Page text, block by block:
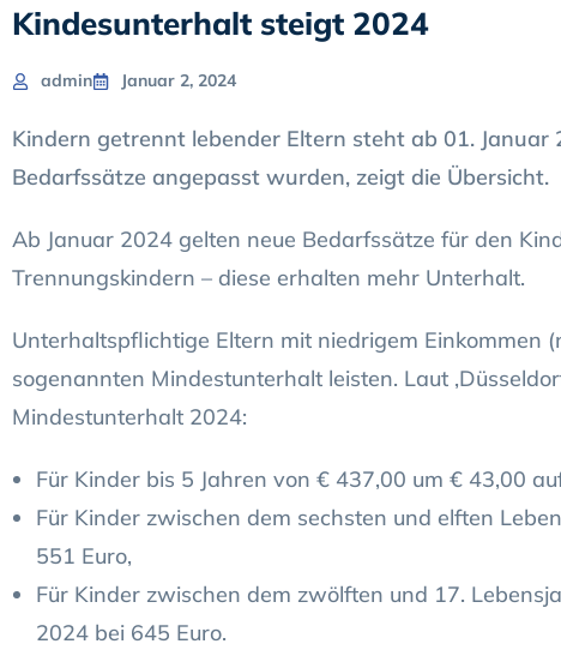
Kindesunterhalt steigt 2024
admin Januar 2, 2024
Kindern getrennt lebender Eltern steht ab 01.
Bedarfssätze angepasst wurden, zeigt die Übersicht.
Ab Januar 2024 gelten neue Bedarfssätze für den
Trennungskindern – diese erhalten mehr Unterhalt.
Unterhaltspflichtige Eltern mit niedrigem Einkommen
sogenannten Mindestunterhalt leisten. Laut
Mindestunterhalt 2024:
Für Kinder bis 5 Jahren von € 437,00 um € 43,00
Für Kinder zwischen dem sechsten und elften
551 Euro,
Für Kinder zwischen dem zwölften und 17.
2024 bei 645 Euro.